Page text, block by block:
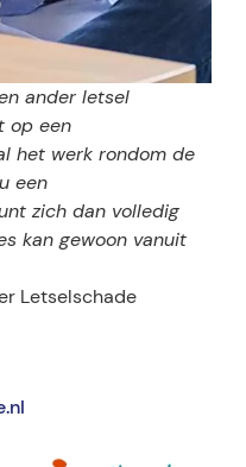
ander letsel
op een
het werk rondom de
een
zich dan volledig
kan gewoon vanuit
Letselschade